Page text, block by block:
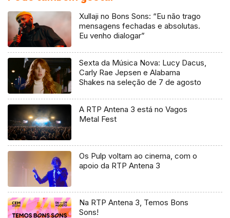
Xullaji no Bons Sons: “Eu não trago
mensagens fechadas e absolutas.
Eu venho dialogar”
Sexta da Música Nova: Lucy Dacus,
Carly Rae Jepsen e Alabama
Shakes na seleção de 7 de agosto
A RTP Antena 3 está no Vagos
Metal Fest
Os Pulp voltam ao cinema, com o
apoio da RTP Antena 3
Na RTP Antena 3, Temos Bons
Sons!